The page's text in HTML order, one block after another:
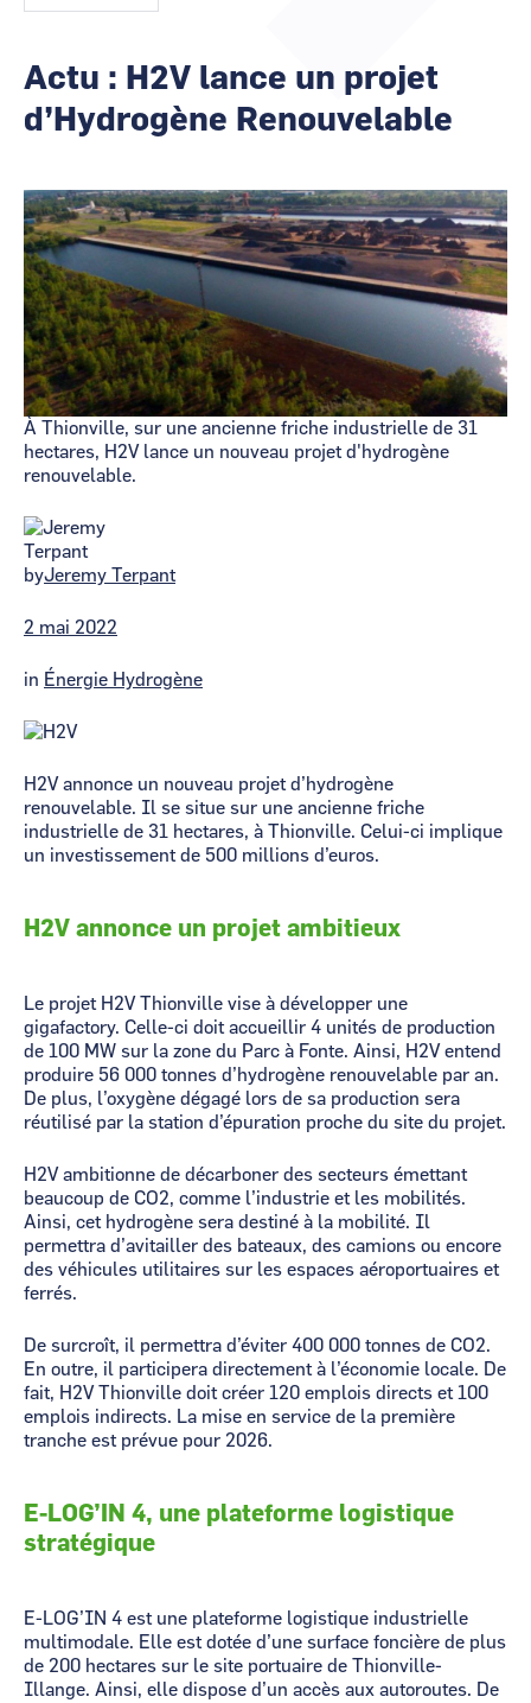
CCI BusinessCCI Business
Actu : H2V lance un projet
d’Hydrogène Renouvelable
Image
À Thionville, sur une ancienne friche industrielle de 31
hectares, H2V lance un nouveau projet d'hydrogène
renouvelable.
byJeremy Terpant
2 mai 2022
in Énergie Hydrogène
H2V annonce un nouveau projet d’hydrogène
renouvelable. Il se situe sur une ancienne friche
industrielle de 31 hectares, à Thionville. Celui-ci implique
un investissement de 500 millions d’euros.
H2V annonce un projet ambitieux
Le projet H2V Thionville vise à développer une
gigafactory. Celle-ci doit accueillir 4 unités de production
de 100 MW sur la zone du Parc à Fonte. Ainsi, H2V entend
produire 56 000 tonnes d’hydrogène renouvelable par an.
De plus, l’oxygène dégagé lors de sa production sera
réutilisé par la station d’épuration proche du site du projet.
H2V ambitionne de décarboner des secteurs émettant
beaucoup de CO2, comme l’industrie et les mobilités.
Ainsi, cet hydrogène sera destiné à la mobilité. Il
permettra d’avitailler des bateaux, des camions ou encore
des véhicules utilitaires sur les espaces aéroportuaires et
ferrés.
De surcroît, il permettra d’éviter 400 000 tonnes de CO2.
En outre, il participera directement à l’économie locale. De
fait, H2V Thionville doit créer 120 emplois directs et 100
emplois indirects. La mise en service de la première
tranche est prévue pour 2026.
E-LOG’IN 4, une plateforme logistique
stratégique
E-LOG’IN 4 est une plateforme logistique industrielle
multimodale. Elle est dotée d’une surface foncière de plus
de 200 hectares sur le site portuaire de Thionville-
Illange. Ainsi, elle dispose d’un accès aux autoroutes. De